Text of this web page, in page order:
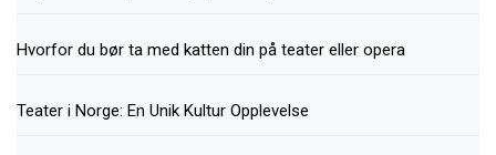
Hvorfor du bør ta med katten din på teater eller opera
Teater i Norge: En Unik Kultur Opplevelse